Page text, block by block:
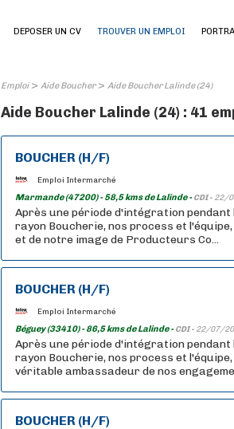
DEPOSER UN CV TROUVER UN EMPLOI
Emploi> Aide Boucher> Aide Boucher Lalinde (24)
Aide Boucher Lalinde (24) : 41
BOUCHER (H/F)
Emploi Intermarché
Marmande (47200) - 58,5 kms de Lalinde -CDI - 22/
Après une période d'intégration
rayon Boucherie, nos process et
et de notre image de Producteurs Co...
BOUCHER (H/F)
Emploi Intermarché
Béguey (33410) - 86,5 kms de Lalinde -CDI - 22/07/
Après une période d'intégration
rayon Boucherie, nos process et
véritable ambassadeur de nos
BOUCHER (H/F)